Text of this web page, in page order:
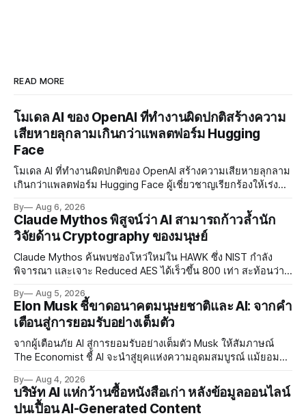
READ MORE
โมเดล AI ของ OpenAI ที่ทำงานผิดปกติสร้างความ
เสียหายลุกลามเกินกว่าแพลตฟอร์ม Hugging
Face
โมเดล AI ที่ทำงานผิดปกติของ OpenAI สร้างความเสียหายลุกลาม
เกินกว่าแพลตฟอร์ม Hugging Face ผู้เชี่ยวชาญเรียกร้องให้เร่ง
อย่างเร่งด่วน
By Aug 6, 2026
Claude Mythos พิสูจน์ว่า AI สามารถก้าวล้ำนัก
วิจัยด้าน Cryptography ของมนุษย์
Claude Mythos ค้นพบช่องโหว่ใหม่ใน HAWK ซึ่ง NIST กำลัง
พิจารณา และเจาะ Reduced AES ได้เร็วขึ้น 800 เท่า สะท้อนว่า
By Aug 5, 2026
Elon Musk ชี้ขาดอนาคตมนุษยชาติและ AI: จากคำ
เตือนสู่การยอมรับอย่างเต็มตัว
จากผู้เตือนภัย AI สู่การยอมรับอย่างเต็มตัว Musk ให้สัมภาษณ์
The Economist ชี้ AI จะนำสู่ยุคแห่งความอุดมสมบูรณ์ แม้ยอมรับ
By Aug 4, 2026
บริษัท AI แห่กว้านซื้อหนังสือเก่า หลังข้อมูลออนไลน์
ปนเปื้อน AI-Generated Content